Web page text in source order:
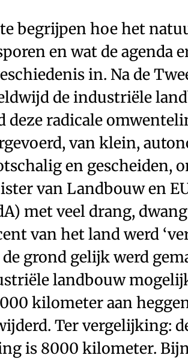
begrijpen hoe het
en wat de agenda
in. Na de
de ­industriële
deze radicale
van klein,
en ­gescheiden,
van Landbouw en
met veel drang,
van het land werd
grond gelijk werd
landbouw
kilometer aan
Ter vergelijking:
is 8000 kilometer.